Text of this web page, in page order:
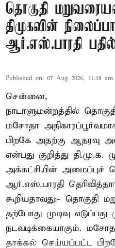
தொகுதி
திமுகவின்
ஆர்.எஸ்.பாரதி பதில்
Published on: 07 Aug 2026, 11:18 am
சென்னை,
நாடாளுமன்றத்தில்
மசோதா
பிறகே அதற்கு ஆதரவு
என்பது குறித்து தி.மு.க.
அக்கட்சியின் அமைப்புச்
ஆர்.எஸ்.பாரதி
கூறியதாவது:- தொகுதி
தற்போது முடிவு எடுப்பது
நடவடிக்கையாகும்.
தாக்கல் செய்யப்பட்ட